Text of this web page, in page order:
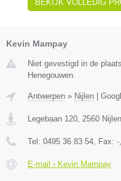
BEKIJK VOLLEDIG
Kevin Mampay
Niet gevestigd in de
Henegouwen.
Antwerpen » Nijlen
Legebaan 120 2560 Nijlen
Tel: 0495 36 83 54 , Fax: -
E-mail › Kevin Mampay